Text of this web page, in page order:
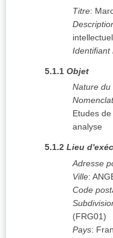
Titre:
Identifiant
5.1.1 Objet
Nature du
Etudes
analyse
5.1.2 Lieu
Adresse
Ville:
Code
(FRG01)
Pays: